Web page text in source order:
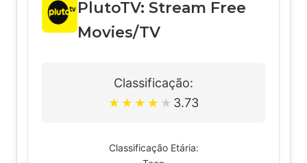
PlutoTV: Stream Free
Movies/TV
Classificação:
★ ★ ★ ★ ★ 3.73
Classificação Etária: